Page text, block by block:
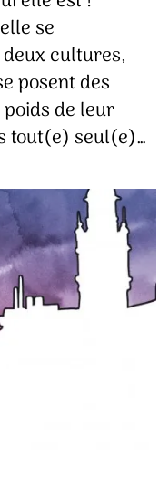
se
cultures,
posent des
de leur
tout(e) seul(e)…